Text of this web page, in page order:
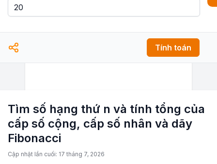
Tính toán
Tìm số hạng thứ n và tính tổng của
cấp số cộng, cấp số nhân và dãy
Fibonacci
Cập nhật lần cuối: 17 tháng 7, 2026